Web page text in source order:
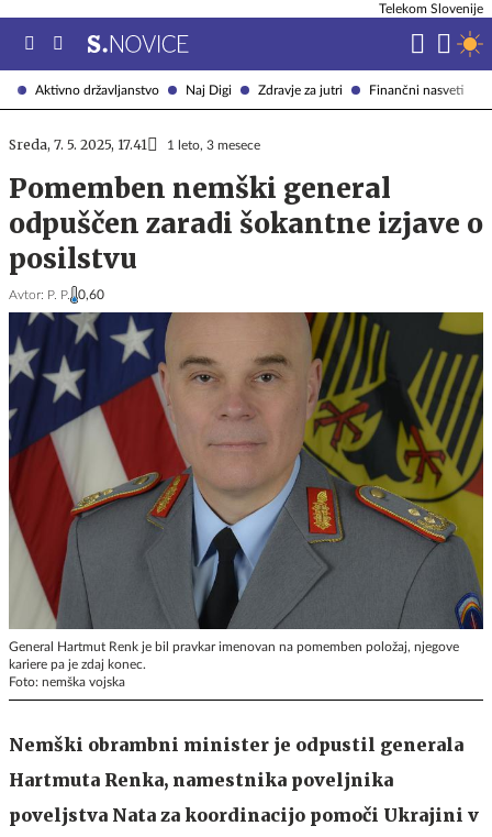
Aktivno državljanstvo Naj Digi Zdravje za jutri Finančni nasveti
Telekom Slovenije
Sreda, 7. 5. 2025, 17.41 1 leto, 3 mesece
Pomemben nemški general
odpuščen zaradi šokantne izjave o
posilstvu
Avtor: P. P. 0,60
General Hartmut Renk je bil pravkar imenovan na pomemben položaj, njegove
kariere pa je zdaj konec.
Foto: nemška vojska
Nemški obrambni minister je odpustil generala
Hartmuta Renka, namestnika poveljnika
poveljstva Nata za koordinacijo pomoči Ukrajini v